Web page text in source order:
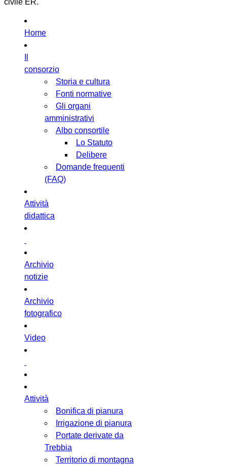
Home
consorzio
Storia e cultura
Fonti normative
Gli organi
amministrativi
Albo consortile
Lo Statuto
Delibere
Domande frequenti
(FAQ)
Attività
didattica
Archivio
notizie
Archivio
fotografico
Video
Attività
Bonifica di pianura
Irrigazione di pianura
Portate derivate da
Trebbia
Territorio di montagna